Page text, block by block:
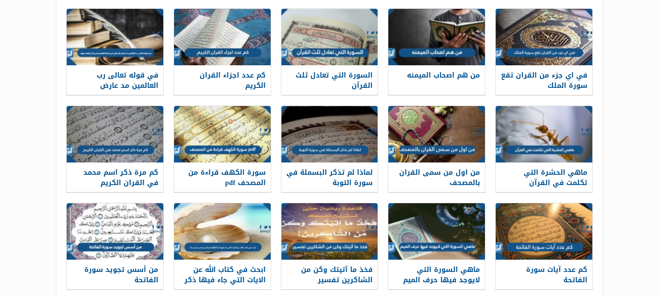
في اي جزء من القران تقع
سورة الملك
من هم اصحاب الميمنه السورة التي تعادل ثلث
القرآن
كم عدد اجزاء القران
الكريم
في قوله تعالى رب
العالمين مد عارض
للسكون في كلمة
العالمين في حال الوقف
عليها
ماهي الحشرة التي
تكلمت في القرآن
من اول من سمى القران
بالمصحف
لماذا لم تذكر البسملة في
سورة التوبة
سورة الكهف قراءة من
المصحف pdf
كم مرة ذكر اسم محمد
في القران الكريم
كم عدد آيات سورة
الفاتحة
ماهي السورة التي
لايوجد فيها حرف الميم
فخذ ما آتيتك وكن من
الشاكرين تفسير
ابحث في كتاب الله عن
الايات التي جاء فيها ذكر
الؤلؤ مع تقديم تفسير
من أسس تجويد سورة
الفاتحة